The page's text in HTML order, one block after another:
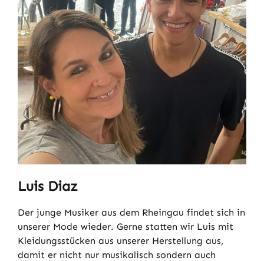
Luis Diaz
Der junge Musiker aus dem Rheingau findet sich in
unserer Mode wieder. Gerne statten wir Luis mit
Kleidungsstücken aus unserer Herstellung aus,
damit er nicht nur musikalisch sondern auch